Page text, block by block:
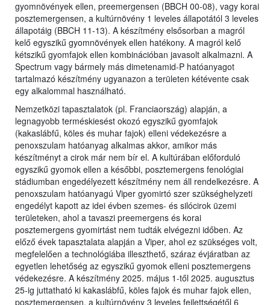
gyomnövények ellen, preemergensen (BBCH 00-08), vagy korai
posztemergensen, a kultúrnövény 1 leveles állapotától 3 leveles
állapotáig (BBCH 11-13). A készítmény elsősorban a magról
kelő egyszikű gyomnövények ellen hatékony. A magról kelő
kétszikű gyomfajok ellen kombinációban javasolt alkalmazni. A
Spectrum vagy bármely más dimetenamid-P hatóanyagot
tartalmazó készítmény ugyanazon a területen kétévente csak
egy alkalommal használható.
Nemzetközi tapasztalatok (pl. Franciaország) alapján, a
legnagyobb terméskiesést okozó egyszikű gyomfajok
(kakaslábfű, köles és muhar fajok) elleni védekezésre a
penoxszulam hatóanyag alkalmas akkor, amikor más
készítményt a cirok már nem bír el. A kultúrában előforduló
egyszikű gyomok ellen a későbbi, posztemergens fenológiai
stádiumban engedélyezett készítmény nem áll rendelkezésre. A
penoxszulam hatóanyagú Viper gyomirtó szer szükséghelyzeti
engedélyt kapott az idei évben szemes- és silócirok üzemi
területeken, ahol a tavaszi preemergens és korai
posztemergens gyomirtást nem tudták elvégezni időben. Az
előző évek tapasztalata alapján a Viper, ahol ez szükséges volt,
megfelelően a technológiába illeszthető, száraz évjáratban az
egyetlen lehetőség az egyszikű gyomok elleni posztemergens
védekezésre. A készítmény 2025. május 1-től 2025. augusztus
25-ig juttatható ki kakaslábfű, köles fajok és muhar fajok ellen,
posztemergensen, a kultúrnövény 3 leveles fejlettségétől 6